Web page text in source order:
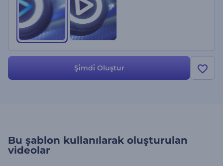
Şi̇mdi̇ Oluştur
Bu şablon kullanılarak oluşturulan
videolar